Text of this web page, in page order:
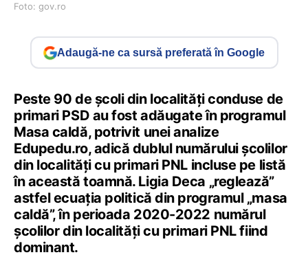
Foto: gov.ro
Adaugă-ne ca sursă preferată în Google
Peste 90 de școli din localități conduse de
primari PSD au fost adăugate în programul
Masa caldă, potrivit unei analize
Edupedu.ro, adică dublul numărului școlilor
din localități cu primari PNL incluse pe listă
în această toamnă. Ligia Deca „reglează”
astfel ecuația politică din programul „masa
caldă”, în perioada 2020-2022 numărul
școlilor din localități cu primari PNL fiind
dominant.